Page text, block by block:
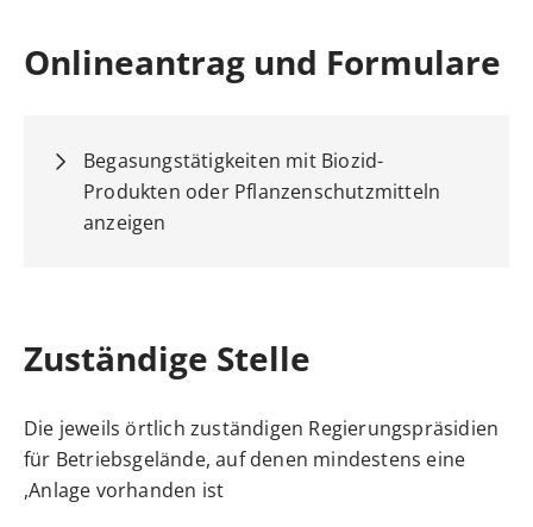
Onlineantrag und Formulare
Begasungstätigkeiten mit Biozid-
Produkten oder Pflanzenschutzmitteln
anzeigen
Zuständige Stelle
Die jeweils örtlich zuständigen Regierungspräsidien
für Betriebsgelände, auf denen mindestens eine
Anlage vorhanden ist,